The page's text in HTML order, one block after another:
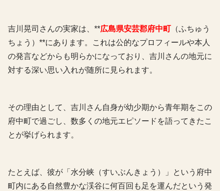
吉川晃司さんの実家は、**広島県安芸郡府中町（ふちゅう
ちょう）**にあります。これは公的なプロフィールや本人
の発言などからも明らかになっており、吉川さんの地元に
対する深い思い入れが随所に見られます。
その理由として、吉川さん自身が幼少期から青年期をこの
府中町で過ごし、数多くの地元エピソードを語ってきたこ
とが挙げられます。
たとえば、彼が「水分峡（すいぶんきょう）」という府中
町内にある自然豊かな渓谷に何百回も足を運んだという発